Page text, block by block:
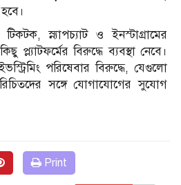
টিকটক, স্ন্যাপচ্যাট ও ইনস্টাগ্রামের
বিরুদ্ধে ব্যবস্থা নেবে।
পরিষেবার বিরুদ্ধে, যেগুলো
সঙ্গে যোগাযোগের সুযোগ
Print